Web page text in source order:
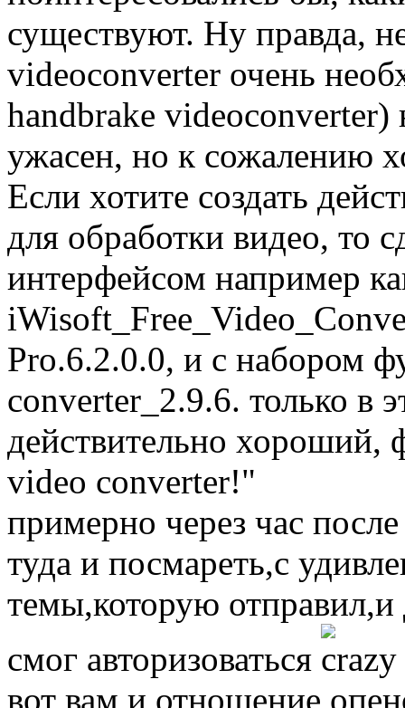
существуют. Ну правда,
videoconverter очень
handbrake videoconverter)
ужасен, но к сожалению
Если хотите создать
для обработки видео, то
интерфейсом например
Pro.6.2.0.0, и с набором
converter_2.9.6. только в
действительно
video converter!"
примерно через час
туда и посмареть,с
темы,которую
смог авторизоваться
вот вам и отношение